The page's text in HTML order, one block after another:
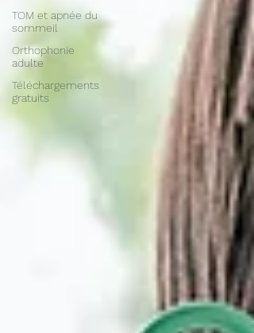
TOM et apnée du
sommeil
Orthophonie
adulte
Téléchargements
gratuits